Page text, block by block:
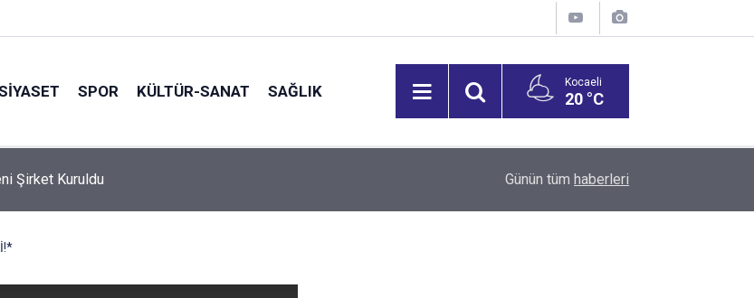
SPOR KÜLTÜR-SANAT SAĞLIK Kocaeli
20 °C
Terk Edildi'' Yuvacık Yüzde 70, Namazgah Yüzde 59’a
Günün tüm haberleri